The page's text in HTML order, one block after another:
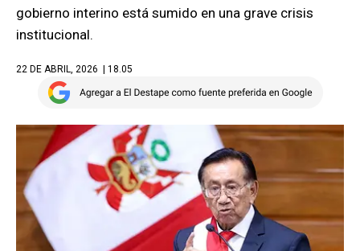
gobierno interino está sumido en una grave crisis
institucional.
22 DE ABRIL, 2026 | 18.05